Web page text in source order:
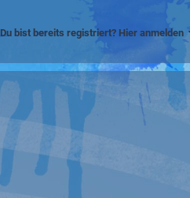
Du bist bereits registriert? Hier anmelden